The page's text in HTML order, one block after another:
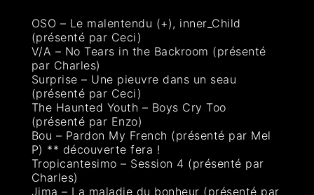
OSO – Le malentendu (+), inner_Child
(présenté par Ceci)
V/A – No Tears in the Backroom (présenté
par Charles)
Surprise – Une pieuvre dans un seau
(présenté par Ceci)
The Haunted Youth – Boys Cry Too
(présenté par Enzo)
Bou – Pardon My French (présenté par Mel
P) ** découverte fera !
Tropicantesimo – Session 4 (présenté par
Charles)
Jima – La maladie du bonheur (présenté par